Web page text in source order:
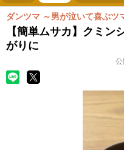
ダンツマ ～男が泣いて喜ぶツ
【簡単ムサカ】クミン
がりに
公